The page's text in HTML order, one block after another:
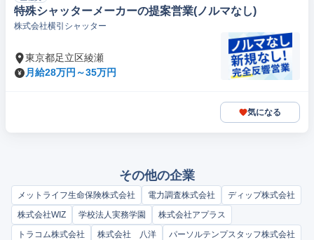
特殊シャッターメーカーの提案営業(ノルマなし)
株式会社横引シャッター
東京都足立区綾瀬
月給28万円～35万円
気になる
その他の企業
メットライフ生命保険株式会社 電力調査株式会社
ディップ株式会社
株式会社WIZ
学校法人実務学園
株式会社アプラス
トラコム株式会社
株式会社 八洋
パーソルテンプスタッフ株式会社